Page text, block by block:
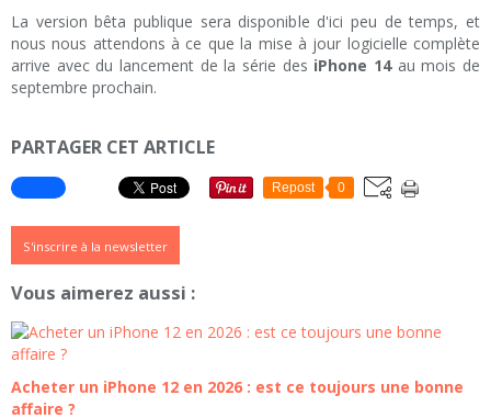
La version bêta publique sera disponible d'ici peu de temps, et
nous nous attendons à ce que la mise à jour logicielle complète
arrive avec du lancement de la série des iPhone 14au mois de
septembre prochain.
PARTAGER CET ARTICLE
Repost 0
S'inscrire à la newsletter
Vous aimerez aussi :
Acheter un iPhone 12 en 2026 : est ce toujours une bonne
affaire ?